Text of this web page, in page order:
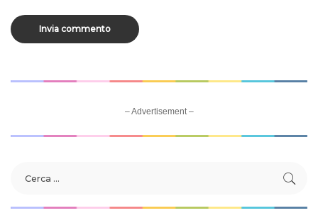
– Advertisement –